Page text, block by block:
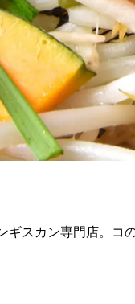
ギスカン専門店。